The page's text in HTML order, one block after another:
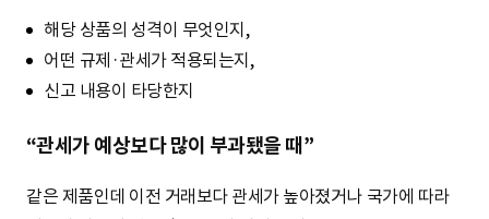
해당 상품의 성격이 무엇인지,
어떤 규제·관세가 적용되는지,
신고 내용이 타당한지
“관세가 예상보다 많이 부과됐을 때”
같은 제품인데 이전 거래보다 관세가 높아졌거나 국가에 따라